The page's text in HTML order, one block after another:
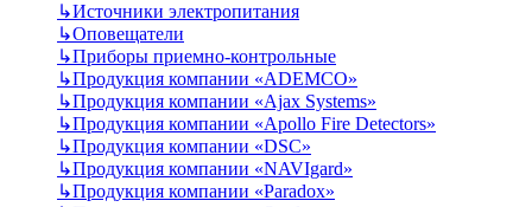
↳Источники электропитания
↳Оповещатели
↳Приборы приемно-контрольные
↳Продукция компании «ADEMCO»
↳Продукция компании «Ajax Systems»
↳Продукция компании «Apollo Fire Detectors»
↳Продукция компании «DSC»
↳Продукция компании «NAVIgard»
↳Продукция компании «Paradox»